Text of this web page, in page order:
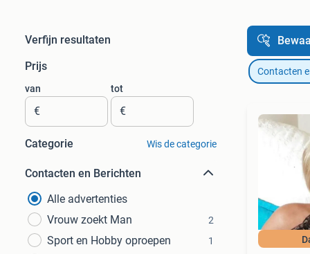
Verfijn resultaten
Prijs
van
€
tot
€
Categorie Wis de categorie
Contacten en Berichten
Alle advertenties
Vrouw zoekt Man
2
Sport en Hobby oproepen 1
Contacten